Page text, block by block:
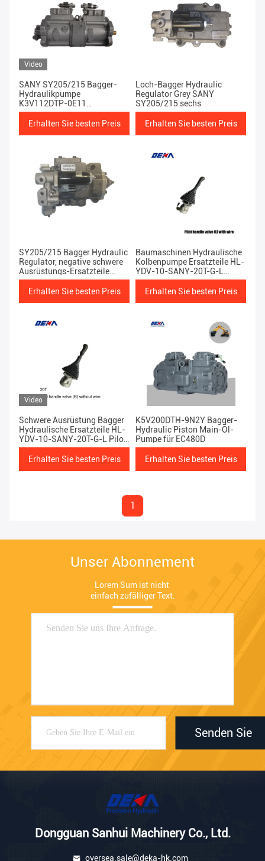
Video
SANY SY205/215 Bagger-
Hydraulikpumpe
K3V112DTP-0E11
Dunkelgrau 20 ~ 22 Tonnen
Erhalten Sie besten Preis
Loch-Bagger Hydraulic
Regulator Grey SANY
SY205/215 sechs
Erhalten Sie besten Preis
SY205/215 Bagger Hydraulic
Regulator, negative schwere
Ausrüstungs-Ersatzteile
Steuer-cm
Erhalten Sie besten Preis
Baumaschinen Hydraulische
Kolbenpumpe Ersatzteile HL-
YDV-10-SANY-20T-G-L
Pilot-Handle-Ventil
Erhalten Sie besten Preis
Video
Schwere Ausrüstung Bagger
Hydraulische Ersatzteile HL-
YDV-10-SANY-20T-G-L Pilot
Griffe Ventil rechts ohne
Draht
Erhalten Sie besten Preis
K5V200DTH-9N2Y Bagger-
Hydraulic Piston Main-Öl-
Pumpe für EC480D
Erhalten Sie besten Preis
1
Unser Abonnement
Lorem Sum ist nicht
einfach zufälliger Text.
Senden Sie
Dongguan Sanhui Machinery Co., Ltd.
oversea.sale@deka-hk.com